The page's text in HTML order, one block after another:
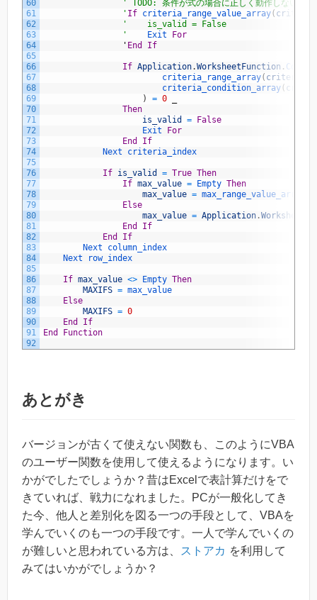
60
61
62
63
64
65
66
67
68
69
70
71
72
73
74
75
76
77
78
79
80
81
82
83
84
85
86
87
88
89
90
91
92
' TODO: 条件が式の場合に正しく動作しない→作
' If criteria_range_value_array(
'    is_valid = False
'
Exit
For
' End If
If Application.WorksheetFunction .
criteria_range_array(
criteria_condition_array
)
= 0
Then
is_valid
=
False
Exit
For
End
If
Next criteria_index
If is_valid = True Then
If max_value = Empty Then
max_value = max_range_value_array
Else
max_value = Application .
End
If
End
If
Next column_index
Next
row_index
If max_value <> Empty Then
MAXIFS = max_value
Else
MAXIFS = 0
End
If
End
Function
あとがき
バージョンが古くて使えない関数も、このようにVBA
のユーザー関数を使用して使えるようになります。い
かがでしたでしょうか？昔はExcelで表計算だけをで
きていれば、戦力になれました。PCが一般化してき
た今、他人と差別化を図る一つの手段として、VBAを
学んでいくのも一つの手段です。一人で学んでいくの
が難しいと思われている方は、
ストアカ を利用して
みてはいかがでしょうか？